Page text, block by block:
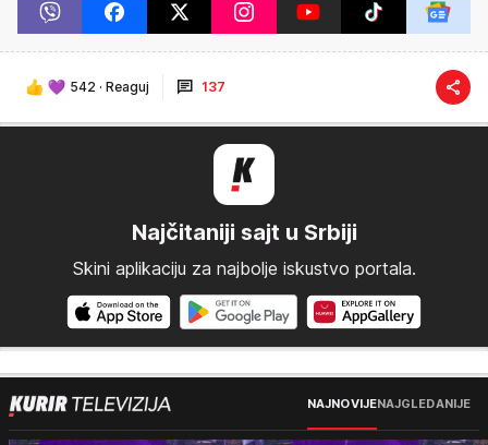
542 · Reaguj 137
Najčitaniji sajt u Srbiji
Skini aplikaciju za najbolje iskustvo portala.
NAJNOVIJENAJGLEDANIJE